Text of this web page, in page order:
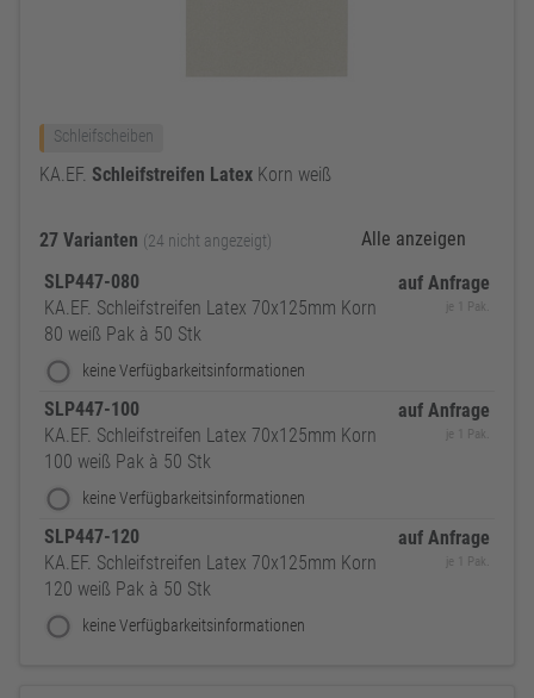
Schleifscheiben
KA.EF. Schleifstreifen Latex Korn weiß
27 Varianten (24 nicht angezeigt)
Alle anzeigen
SLP447-080
KA.EF. Schleifstreifen Latex 70x125mm Korn
80 weiß Pak à 50 Stk
keine Verfügbarkeitsinformationen
auf Anfrage
je 1 Pak.
SLP447-100
KA.EF. Schleifstreifen Latex 70x125mm Korn
100 weiß Pak à 50 Stk
keine Verfügbarkeitsinformationen
auf Anfrage
je 1 Pak.
SLP447-120
KA.EF. Schleifstreifen Latex 70x125mm Korn
120 weiß Pak à 50 Stk
keine Verfügbarkeitsinformationen
auf Anfrage
je 1 Pak.